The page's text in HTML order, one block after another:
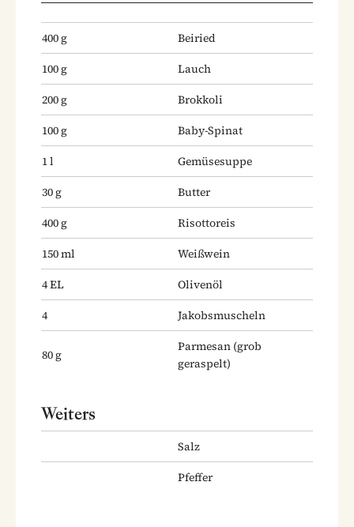
400g
Beiried
100g
Lauch
200g
Brokkoli
100g
Baby-Spinat
1l
Gemüsesuppe
30g
Butter
400g
Risottoreis
150ml
Weißwein
4EL
Olivenöl
4
Jakobsmuscheln
80g
Parmesan (grob
geraspelt)
Weiters
Salz
Pfeffer